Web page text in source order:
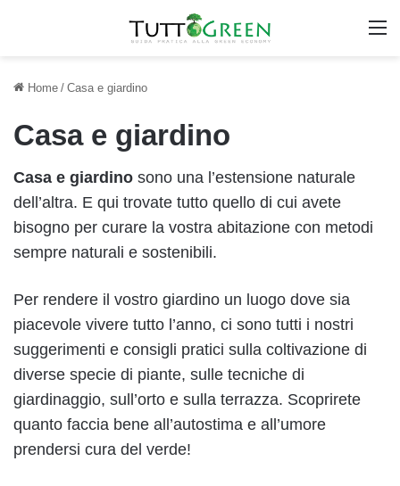
Home / Casa e giardino
Casa e giardino
Casa e giardino sono una l’estensione naturale
dell’altra. E qui trovate tutto quello di cui avete
bisogno per curare la vostra abitazione con metodi
sempre naturali e sostenibili.
Per rendere il vostro giardino un luogo dove sia
piacevole vivere tutto l’anno, ci sono tutti i nostri
suggerimenti e consigli pratici sulla coltivazione di
diverse specie di piante, sulle tecniche di
giardinaggio, sull’orto e sulla terrazza. Scoprirete
quanto faccia bene all’autostima e all’umore
prendersi cura del verde!